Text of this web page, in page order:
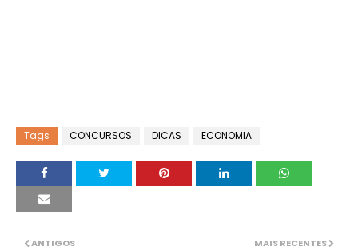
Tags CONCURSOS DICAS ECONOMIA
MAIS RECENTES
ANTIGOS